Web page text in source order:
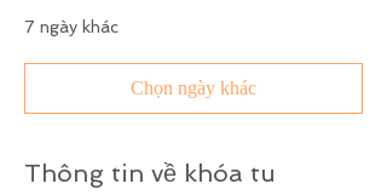
7 ngày khác
Chọn ngày khác
Thông tin về khóa tu